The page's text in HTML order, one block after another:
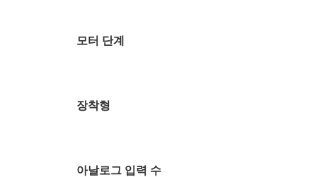
모터 단계
장착형
아날로그 입력 수